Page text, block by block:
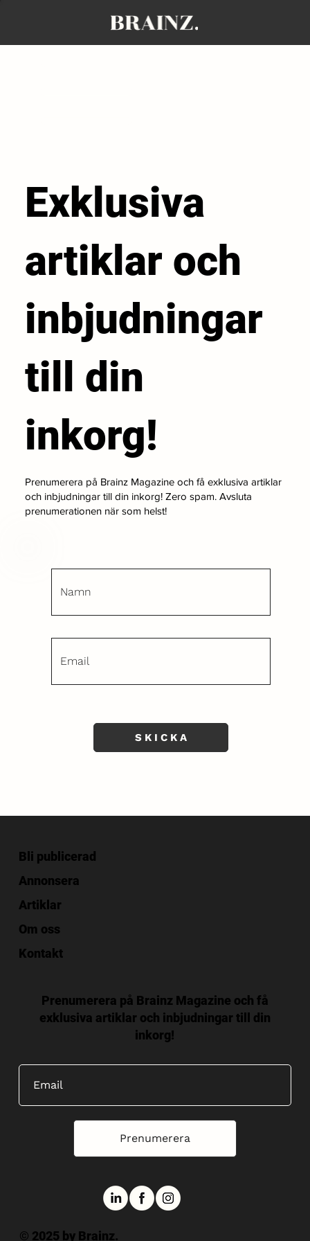
Exklusiva
artiklar och
inbjudningar
till din
inkorg!
Prenumerera på Brainz Magazine och få exklusiva artiklar
och inbjudningar till din inkorg! Zero spam. Avsluta
prenumerationen när som helst!
S K I C K A
Bli publicerad
Annonsera
Artiklar
Om oss
Kontakt
Prenumerera på Brainz Magazine och få
exklusiva artiklar och inbjudningar till din
inkorg!
Prenumerera
© 2025 by Brainz.